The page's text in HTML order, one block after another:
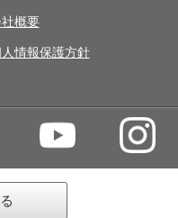
概要
情報保護方針